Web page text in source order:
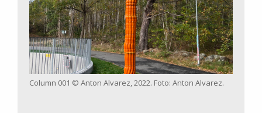
Column 001 © Anton Alvarez, 2022. Foto: Anton Alvarez.